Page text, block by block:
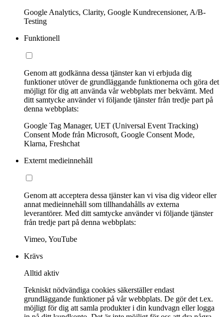
Google Analytics, Clarity, Google Kundrecensioner, A/B-
Testing
Funktionell
Genom att godkänna dessa tjänster kan vi erbjuda dig
funktioner utöver de grundläggande funktionerna och göra det
möjligt för dig att använda vår webbplats mer bekvämt. Med
ditt samtycke använder vi följande tjänster från tredje part på
denna webbplats:
Google Tag Manager, UET (Universal Event Tracking)
Consent Mode från Microsoft, Google Consent Mode,
Klarna, Freshchat
Externt medieinnehåll
Genom att acceptera dessa tjänster kan vi visa dig videor eller
annat medieinnehåll som tillhandahålls av externa
leverantörer. Med ditt samtycke använder vi följande tjänster
från tredje part på denna webbplats:
Vimeo, YouTube
Krävs
Alltid aktiv
Tekniskt nödvändiga cookies säkerställer endast
grundläggande funktioner på vår webbplats. De gör det t.ex.
möjligt för dig att samla produkter i din kundvagn eller logga